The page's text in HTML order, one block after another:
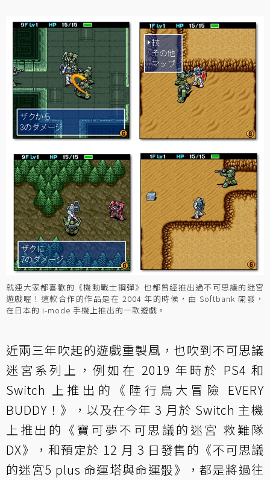
就連大家都喜歡的《機動戰士鋼彈》也都曾經推出過不可思議的迷宮
遊戲喔！這款合作的作品是在 2004 年的時候，由 Softbank 開發，
在日本的 i-mode 手機上推出的一款遊戲。
近兩三年吹起的遊戲重製風，也吹到不可思議
迷宮系列上，例如在 2019 年時於 PS4 和
Switch 上推出的《陸行鳥大冒險 EVERY
BUDDY！》，以及在今年 3 月於 Switch 主機
上推出的《寶可夢不可思議的迷宮 救難隊
DX》，和預定於 12 月 3 日發售的《不可思議
的迷宮5 plus 命運塔與命運骰》，都是將過往